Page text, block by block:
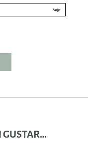
GUSTAR…